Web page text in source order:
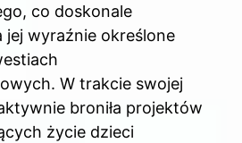
co doskonale
jej wyraźnie określone
W trakcie swojej
broniła projektów
życie dzieci